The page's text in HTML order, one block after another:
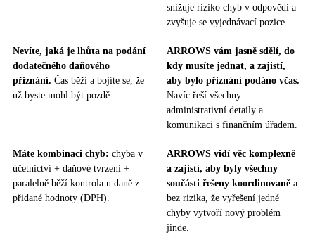
snižuje riziko chyb v odpovědi a
zvyšuje se vyjednávací pozice.
Nevíte, jaká je lhůta na podání
dodatečného daňového
přiznání. Čas běží a bojíte se, že
už byste mohl být pozdě.
ARROWS vám jasně sdělí, do
kdy musíte jednat, a zajistí,
aby bylo přiznání podáno včas.
Navíc řeší všechny
administrativní detaily a
komunikaci s finančním úřadem.
Máte kombinaci chyb: chyba v
účetnictví + daňové tvrzení +
paralelně běží kontrola u daně z
přidané hodnoty (DPH).
ARROWS vidí věc komplexně
a zajistí, aby byly všechny
součásti řešeny koordinovaně a
bez rizika, že vyřešení jedné
chyby vytvoří nový problém
jinde.